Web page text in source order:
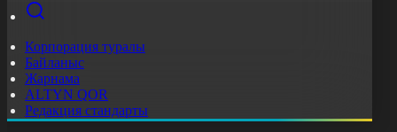
Корпорация туралы
Байланыс
Жарнама
ALTYN QOR
Редакция стандарты